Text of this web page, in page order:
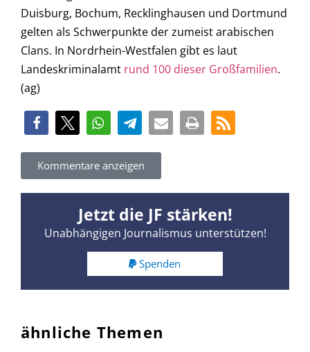
Duisburg, Bochum, Recklinghausen und Dortmund
gelten als Schwerpunkte der zumeist arabischen
Clans. In Nordrhein-Westfalen gibt es laut
Landeskriminalamt rund 100 dieser Großfamilien.
(ag)
Kommentare anzeigen
Jetzt die JF stärken!
Unabhängigen Journalismus unterstützen!
Spenden
ähnliche Themen